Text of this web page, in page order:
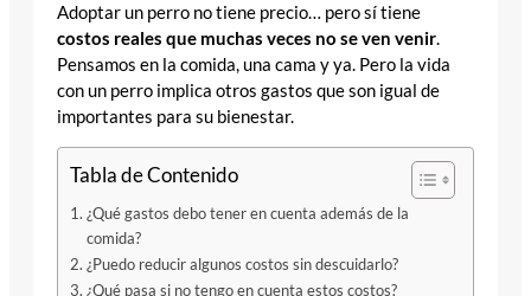
Adoptar un perro no tiene precio… pero sí tiene
costos reales que muchas veces no se ven venir.
Pensamos en la comida, una cama y ya. Pero la vida
con un perro implica otros gastos que son igual de
importantes para su bienestar.
Tabla de Contenido
¿Qué gastos debo tener en cuenta además de la
comida?
¿Puedo reducir algunos costos sin descuidarlo?
¿Qué pasa si no tengo en cuenta estos costos?